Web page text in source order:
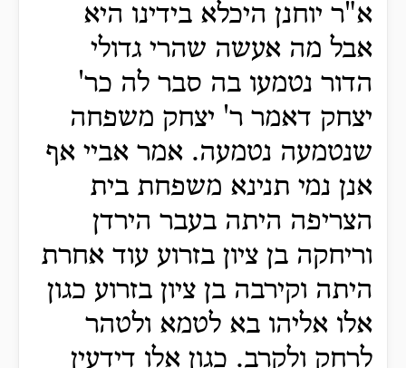
א"ר יוחנן היכלא בידינו היא
אבל מה אעשה שהרי גדולי
הדור נטמעו בה סבר לה כר'
יצחק דאמר ר' יצחק משפחה
שנטמעה נטמעה. אמר אביי אף
אנן נמי תנינא משפחת בית
הצריפה היתה בעבר הירדן
וריחקה בן ציון בזרוע עוד אחרת
היתה וקירבה בן ציון בזרוע כגון
אלו אליהו בא לטמא ולטהר
לרחק ולקרב. כגון אלו דידעין